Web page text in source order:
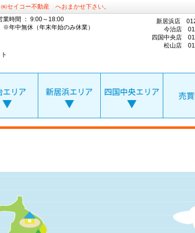
セイコー不動産 へおまかせ下さい。
業時間 ： 9:00～18:00
※年中無休（年末年始のみ休業）
新居浜店
今治店
四国中央店
松山店